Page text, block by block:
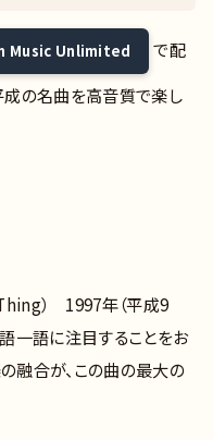
Music Unlimited
で配
成の名曲を高音質で楽し
） 1997年（平成9
語一語に注目することをお
融合が、この曲の最大の